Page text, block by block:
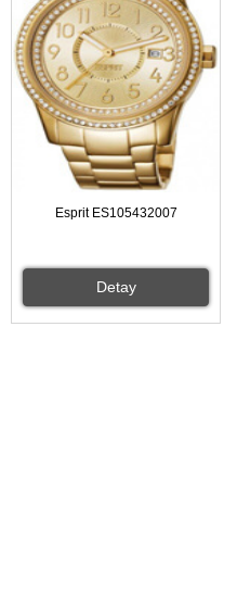
Esprit ES105432007
Detay